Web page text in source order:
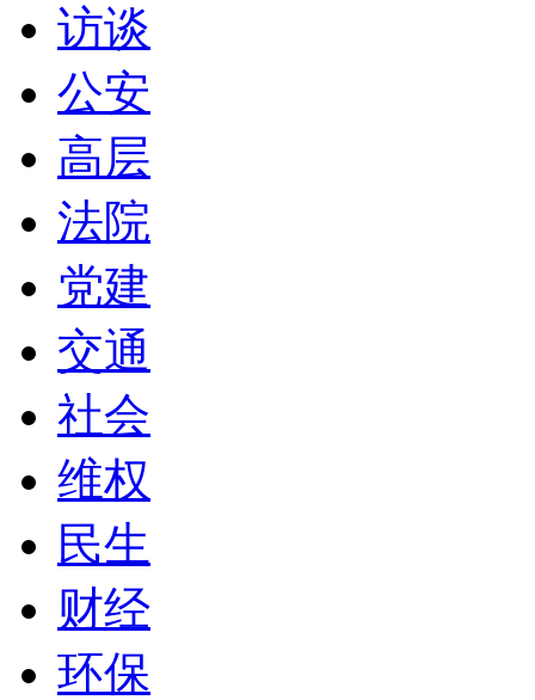
访谈
公安
高层
法院
党建
交通
社会
维权
民生
财经
环保